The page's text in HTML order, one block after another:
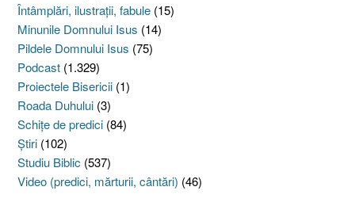
Întâmplări, ilustraţii, fabule (15)
Minunile Domnului Isus (14)
Pildele Domnului Isus (75)
Podcast (1.329)
Proiectele Bisericii (1)
Roada Duhului (3)
Schiţe de predici (84)
Ştiri (102)
Studiu Biblic (537)
Video (predici, mărturii, cântări) (46)